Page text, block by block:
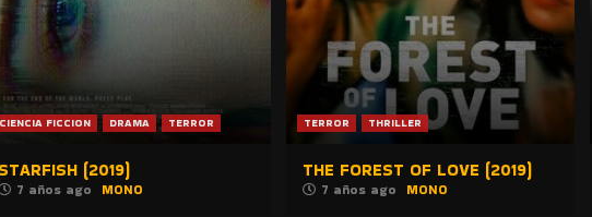
CIENCIA FICCION DRAMA TERROR
STARFISH (2019)
7 años ago MONO
TERROR THRILLER
THE FOREST OF LOVE (2019)
7 años ago MONO